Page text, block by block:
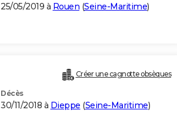
25/05/2019 à Rouen (Seine-Maritime)
Créer une cagnotte obsèques
Décès
30/11/2018 à Dieppe (Seine-Maritime)